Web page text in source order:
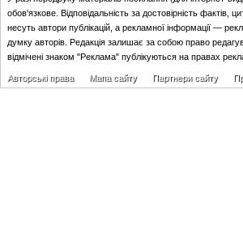
обов'язкове. Відповідальність за достовірність фактів,
несуть автори публікацій, а рекламної інформації —
думку авторів. Редакція залишає за собою право
відмічені знаком "Реклама" публікуються на правах
Авторські права Мапа сайту Партнери сайту